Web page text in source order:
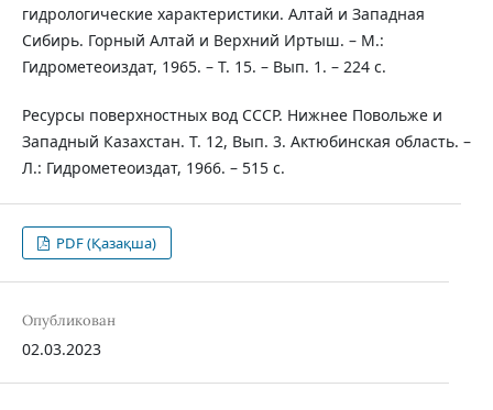
гидрологические характеристики. Алтай и Западная
Сибирь. Горный Алтай и Верхний Иртыш. – М.:
Гидрометеоиздат, 1965. – Т. 15. – Вып. 1. – 224 с.
Ресурсы поверхностных вод СССР. Нижнее Повольже и
Западный Казахстан. Т. 12, Вып. 3. Актюбинская область. –
Л.: Гидрометеоиздат, 1966. – 515 с.
PDF (Қазақша)
Опубликован
02.03.2023